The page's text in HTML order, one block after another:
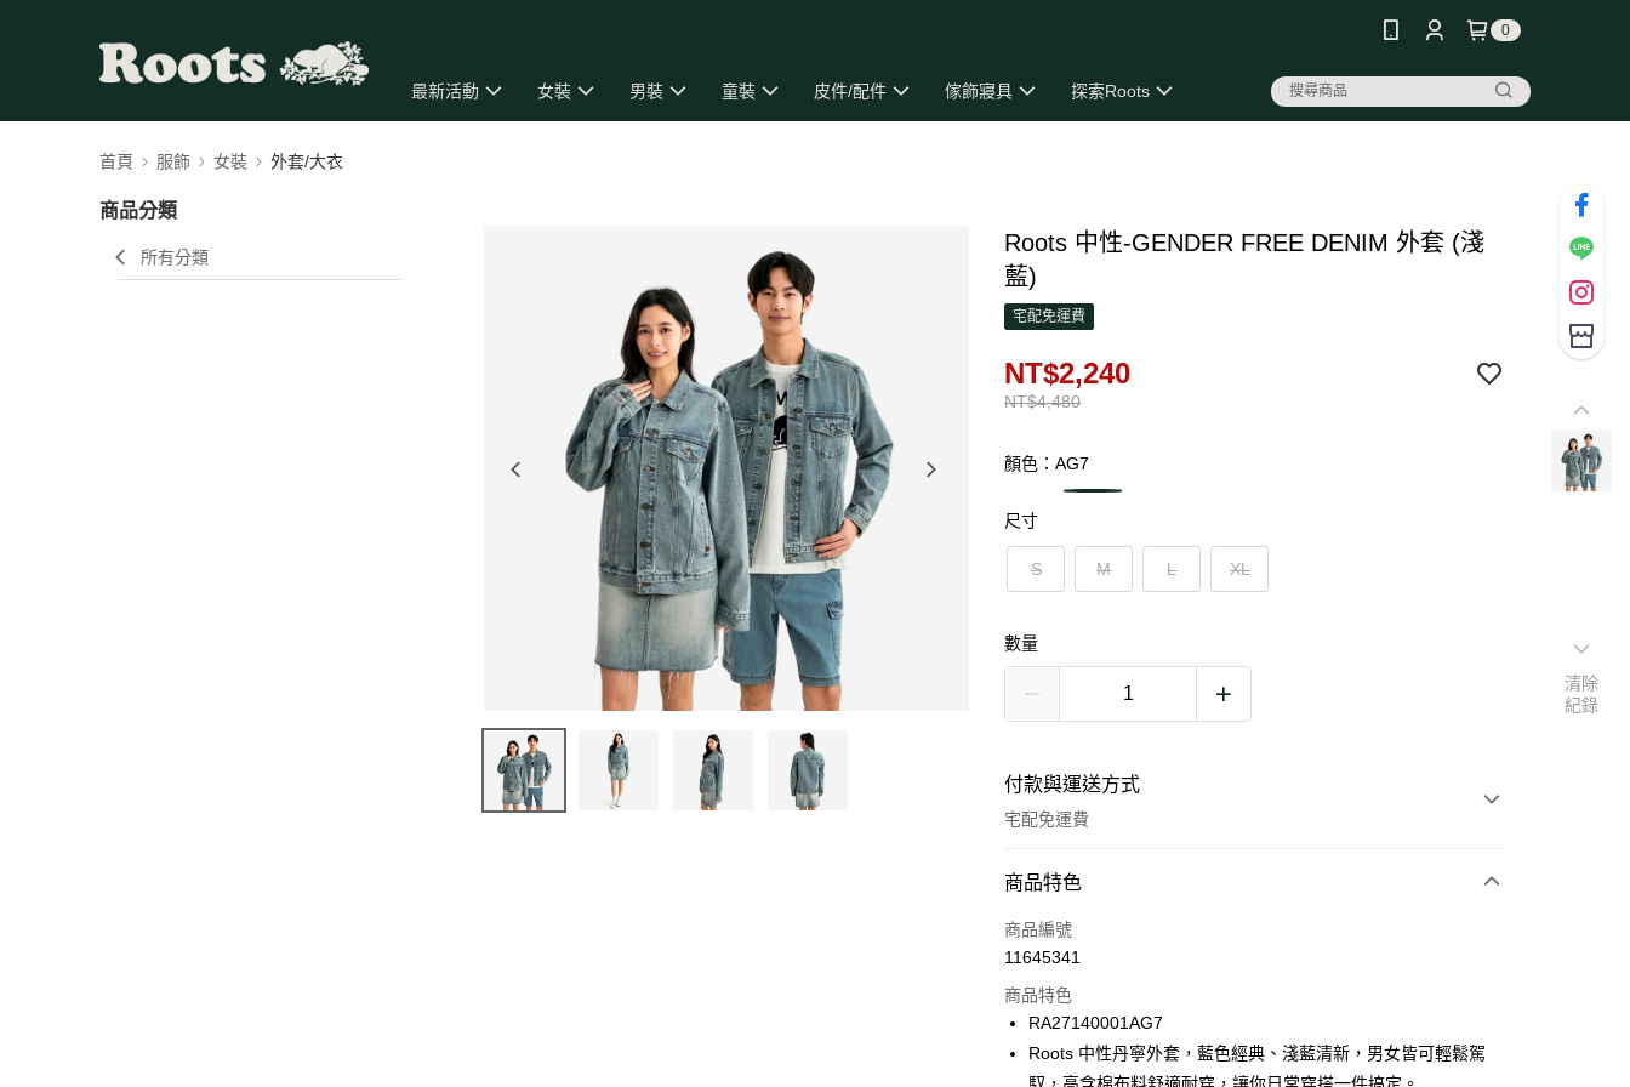
0
最新活動 女裝 男裝 童裝 皮件/配件 傢飾寢具 探索Roots
首頁 服飾 女裝 外套/大衣
商品分類
所有分類
Roots 中性-GENDER FREE DENIM 外套 (淺
藍)
宅配免運費
NT$4,480
NT$2,240
顏色：AG7
尺寸
S M L XL
數量
付款與運送方式
宅配免運費
付款方式
信用卡一次付款
合作金庫商業銀行
第一商業銀行
華南商業銀行
彰化商業銀行
6 期 0 利率 每期NT$373 21家銀行
合作金庫商業銀行 第一商業銀行
商品特色
商品編號
11645341
商品特色
RA27140001AG7
Roots 中性丹寧外套，藍色經典、淺藍清新，男女皆可輕鬆駕
清除
紀錄